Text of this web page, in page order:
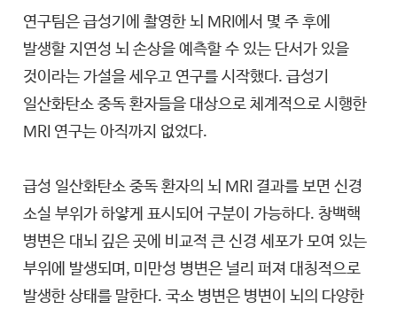
연구팀은 급성기에 촬영한 뇌 MRI에서 몇 주 후에
발생할 지연성 뇌 손상을 예측할 수 있는 단서가 있을
것이라는 가설을 세우고 연구를 시작했다. 급성기
일산화탄소 중독 환자들을 대상으로 체계적으로 시행한
MRI 연구는 아직까지 없었다.
급성 일산화탄소 중독 환자의 뇌 MRI 결과를 보면 신경
소실 부위가 하얗게 표시되어 구분이 가능하다. 창백핵
병변은 대뇌 깊은 곳에 비교적 큰 신경 세포가 모여 있는
부위에 발생되며, 미만성 병변은 널리 퍼져 대칭적으로
발생한 상태를 말한다. 국소 병변은 병변이 뇌의 다양한